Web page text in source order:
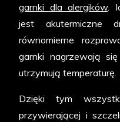
garnki dla alergików.
jest akutermiczne
równomierne
garnki nagrzewają
utrzymują temperaturę.
Dzięki tym
przywierającej i